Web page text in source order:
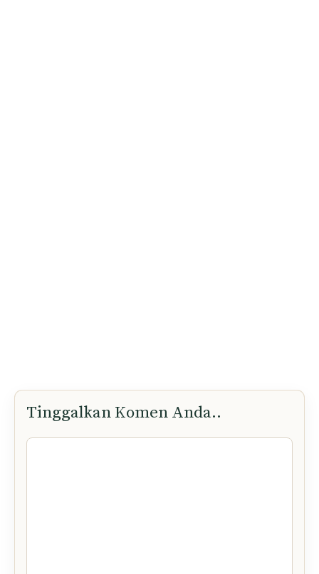
Tinggalkan Komen Anda..
Komen